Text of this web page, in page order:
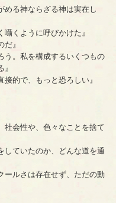
める神ならざる神は実在し
くように呼びかけた』
』
。私を構成するいくつもの
的で、もっと恐ろしい』
会性や、色々なことを捨て
ていたのか、どんな道を通
ルさは存在せず、ただの動